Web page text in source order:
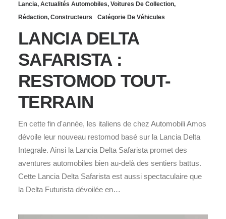
Lancia, Actualités Automobiles, Voitures De Collection,
Rédaction, Constructeurs Catégorie De Véhicules
LANCIA DELTA
SAFARISTA :
RESTOMOD TOUT-
TERRAIN
En cette fin d'année, les italiens de chez Automobili Amos
dévoile leur nouveau restomod basé sur la Lancia Delta
Integrale. Ainsi la Lancia Delta Safarista promet des
aventures automobiles bien au-delà des sentiers battus.
Cette Lancia Delta Safarista est aussi spectaculaire que
la Delta Futurista dévoilée en…